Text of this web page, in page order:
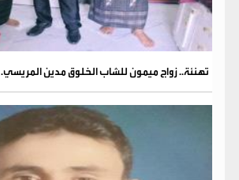
تهنئة.. زواج ميمون للشاب الخلوق مدين المريسي.